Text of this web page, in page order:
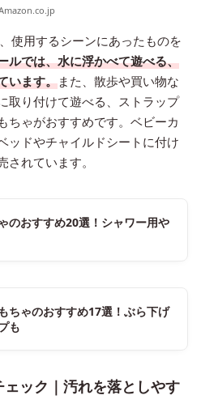
使用するシーンにあったものを
ルでは、水に浮かべて遊べる、
います。また、散歩や買い物な
取り付けて遊べる、ストラップ
ちゃがおすすめです。ベビーカ
ッドやチャイルドシートに付け
れています。
のおすすめ20選！シャワー用や
ちゃのおすすめ17選！ぶら下げ
も
ック｜汚れを落としやす